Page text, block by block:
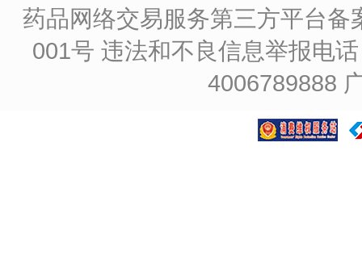
药品网络交易服务第三方平台
001号 违法和不良信息举报电
4006789888